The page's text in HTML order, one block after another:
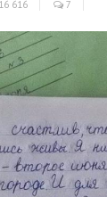
616 7